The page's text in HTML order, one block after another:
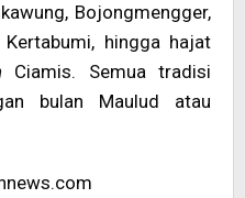
Bojongmengger,
hingga hajat
Ciamis. Semua tradisi
bulan Maulud atau